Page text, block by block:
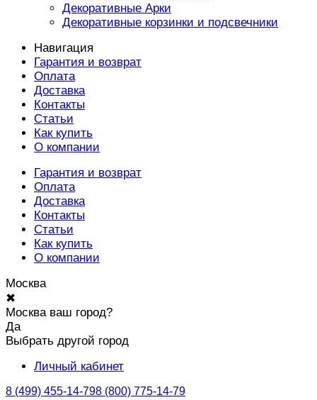
Декоративные Арки
Декоративные корзинки и подсвечники
Навигация
Гарантия и возврат
Оплата
Доставка
Контакты
Статьи
Как купить
О компании
Гарантия и возврат
Оплата
Доставка
Контакты
Статьи
Как купить
О компании
Москва
✖
Москва ваш город?
Да
Выбрать другой город
Личный кабинет
8 (499) 455-14-798 (800) 775-14-79